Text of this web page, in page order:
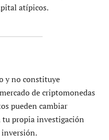
atípicos.
y no constituye
de criptomonedas
pueden cambiar
tu propia investigación
inversión.